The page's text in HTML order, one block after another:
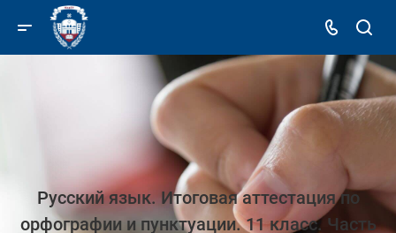
Русский язык. Итоговая аттестация по
орфографии и пунктуации. 11 класс. Часть